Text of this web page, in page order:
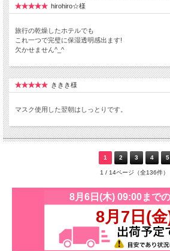
hirohiro☆様
旅行の乾燥したホテルでも
これ一つで完璧に保湿透明感出ます!
欠かせません^_^
ききき様
マスク使用した翌朝はしっとりです。
1 2 3 4 5
1 / 14ページ（全136件）